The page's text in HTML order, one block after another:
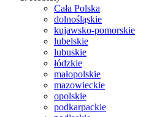
Cała Polska
dolnośląskie
kujawsko-pomorskie
lubelskie
lubuskie
łódzkie
małopolskie
mazowieckie
opolskie
podkarpackie